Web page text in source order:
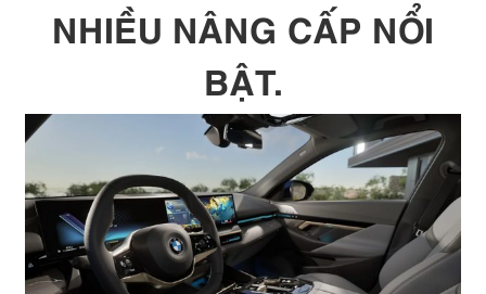
NHIỀU NÂNG CẤP NỔI
BẬT.